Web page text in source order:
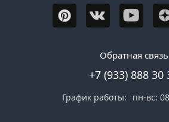
Обратная связь
+7 (933) 888 30
График работы: пн-вс: